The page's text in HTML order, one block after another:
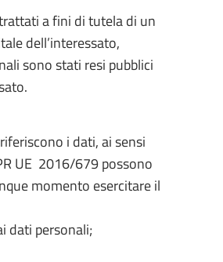
a fini di tutela di un
dell’interessato,
sono stati resi pubblici
i dati, ai sensi
UE 2016/679 possono
momento esercitare il
dati personali;